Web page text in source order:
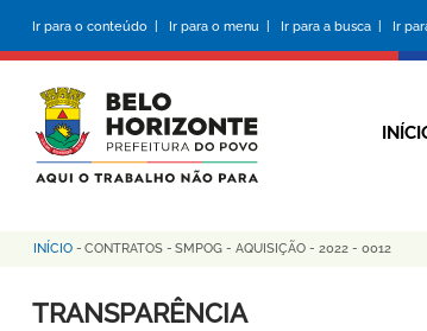
conteúdo
principal
Ir para o conteúdo | Ir para o menu | Ir para a busca | Ir
Trilha
de
INÍCIO - CONTRATOS - SMPOG - AQUISIÇÃO - 2022 - 0012
TRANSPARÊNCIA